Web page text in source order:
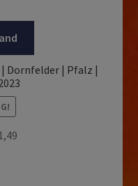
Dornfelder | Pfalz |
Huidige